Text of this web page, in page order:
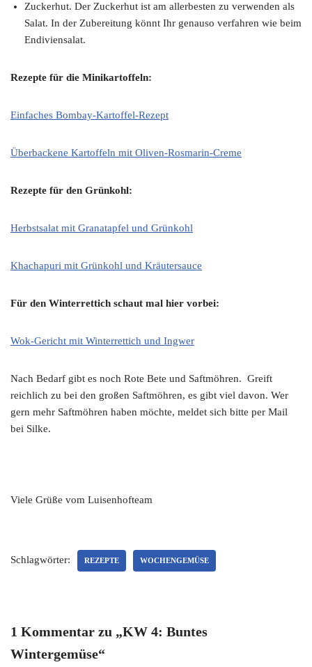
Zuckerhut. Der Zuckerhut ist am allerbesten zu verwenden als
Salat. In der Zubereitung könnt Ihr genauso verfahren wie beim
Endiviensalat.
Rezepte für die Minikartoffeln:
Einfaches Bombay-Kartoffel-Rezept
Überbackene Kartoffeln mit Oliven-Rosmarin-Creme
Rezepte für den Grünkohl:
Herbstsalat mit Granatapfel und Grünkohl
Khachapuri mit Grünkohl und Kräutersauce
Für den Winterrettich schaut mal hier vorbei:
Wok-Gericht mit Winterrettich und Ingwer
Nach Bedarf gibt es noch Rote Bete und Saftmöhren. Greift
reichlich zu bei den großen Saftmöhren, es gibt viel davon. Wer
gern mehr Saftmöhren haben möchte, meldet sich bitte per Mail
bei Silke.
Viele Grüße vom Luisenhofteam
Schlagwörter: REZEPTE WOCHENGEMÜSE
1 Kommentar zu „KW 4: Buntes
Wintergemüse“